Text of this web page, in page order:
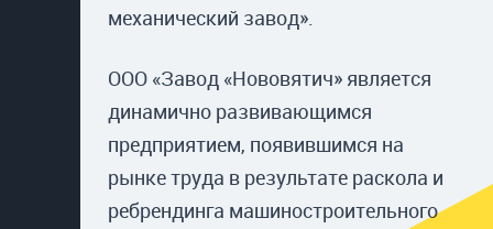
механический завод».
ООО «Завод «Нововятич» является
динамично развивающимся
предприятием, появившимся на
рынке труда в результате раскола и
ребрендинга машиностроительного